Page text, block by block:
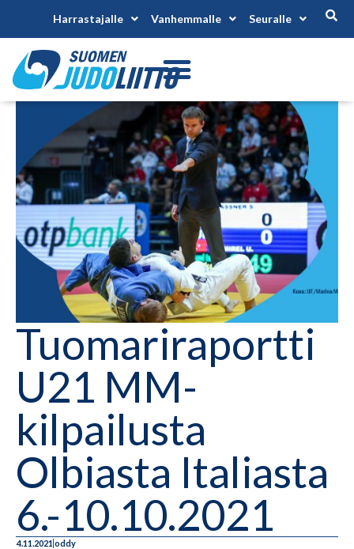
Harrastajalle Vanhemmalle Seuralle
Tuomariraportti
U21 MM-
kilpailusta
Olbiasta Italiasta
6.-10.10.2021
4.11.2021 oddy